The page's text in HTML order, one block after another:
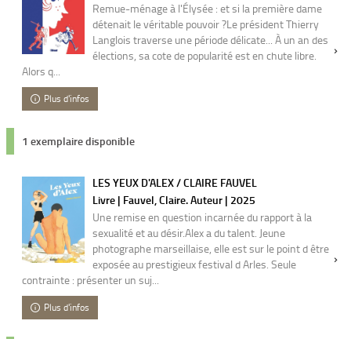
Remue-ménage à l'Élysée : et si la première dame
détenait le véritable pouvoir ?Le président Thierry
Langlois traverse une période délicate... À un an des
élections, sa cote de popularité est en chute libre.
Alors q...
Plus d'infos
1 exemplaire disponible
LES YEUX D'ALEX / CLAIRE FAUVEL
Livre | Fauvel, Claire. Auteur | 2025
Une remise en question incarnée du rapport à la
sexualité et au désir.Alex a du talent. Jeune
photographe marseillaise, elle est sur le point d être
exposée au prestigieux festival d Arles. Seule
contrainte : présenter un suj...
Plus d'infos